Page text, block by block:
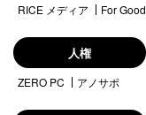
RICE メディア For Good
人権
ZERO PC アノサポ